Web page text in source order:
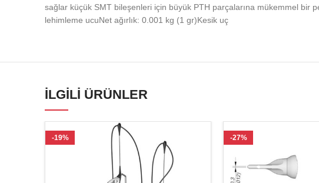
sağlar küçük SMT bileşenleri için büyük PTH parçalarına mükemmel bir
lehimleme ucuNet ağırlık: 0.001 kg (1 gr)Kesik uç
İLGILI ÜRÜNLER
-19% -27%